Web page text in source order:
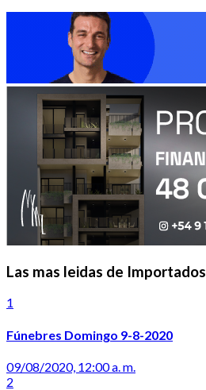
Las mas leidas de Importados
1
Fúnebres Domingo 9-8-2020
09/08/2020, 12:00 a. m.
2